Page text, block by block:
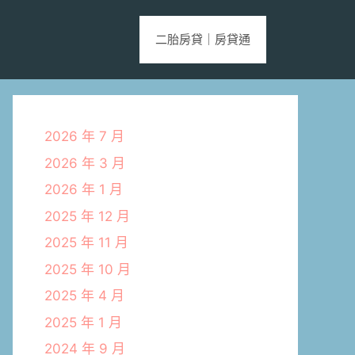
二胎房貸｜房貸通
2026 年 7 月
2026 年 3 月
2026 年 1 月
2025 年 12 月
2025 年 11 月
2025 年 10 月
2025 年 4 月
2025 年 1 月
2024 年 9 月